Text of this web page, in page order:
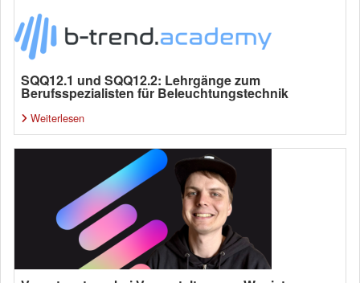
SQQ12.1 und SQQ12.2: Lehrgänge zum
Berufsspezialisten für Beleuchtungstechnik
Weiterlesen